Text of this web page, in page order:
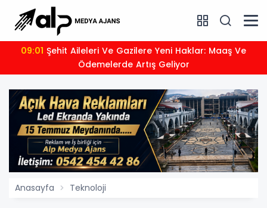
09:01
Ödemelerde Artış Geliyor
Anasayfa Teknoloji